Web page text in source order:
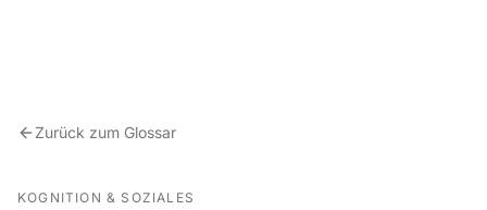
Zurück zum Glossar
KOGNITION & SOZIALES